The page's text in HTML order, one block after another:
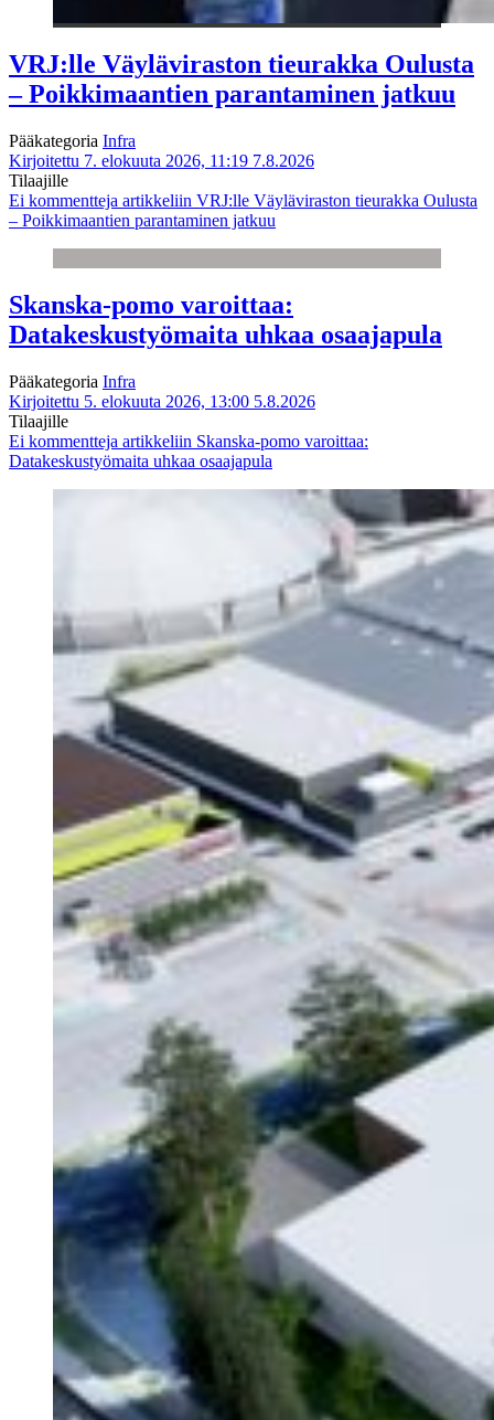
VRJ:lle Väyläviraston tieurakka Oulusta
– Poikkimaantien parantaminen jatkuu
Pääkategoria Infra
Kirjoitettu 7. elokuuta 2026, 11:19 7.8.2026
Tilaajille
Ei kommentteja artikkeliin VRJ:lle Väyläviraston tieurakka Oulusta
– Poikkimaantien parantaminen jatkuu
Skanska-pomo varoittaa:
Datakeskustyömaita uhkaa osaajapula
Pääkategoria Infra
Kirjoitettu 5. elokuuta 2026, 13:00 5.8.2026
Tilaajille
Ei kommentteja artikkeliin Skanska-pomo varoittaa:
Datakeskustyömaita uhkaa osaajapula